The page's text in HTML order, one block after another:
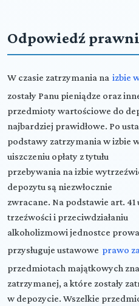
Odpowiedź
W czasie zatrzymania na izbie
zostały Panu pieniądze oraz
przedmioty wartościowe do
najbardziej prawidłowe. Po
podstawy zatrzymania w izbie
uiszczeniu opłaty z tytułu
przebywania na izbie
depozytu są niezwłocznie
zwracane. Na podstawie art.
trzeźwości i przeciwdziałaniu
alkoholizmowi jednostce
przysługuje ustawowe prawo
przedmiotach majątkowych
zatrzymanej, a które zostały
w depozycie. Wszelkie